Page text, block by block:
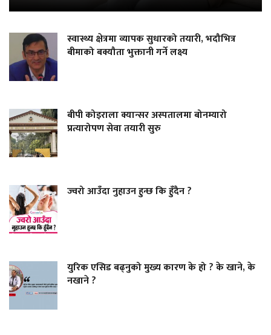
स्वास्थ्य क्षेत्रमा व्यापक सुधारको तयारी, भदौभित्र
बीमाको बक्यौता भुक्तानी गर्ने लक्ष्य
बीपी कोइराला क्यान्सर अस्पतालमा बोनम्यारो
प्रत्यारोपण सेवा तयारी सुरु
ज्वरो आउँदा नुहाउन हुन्छ कि हुँदैन ?
युरिक एसिड बढ्नुको मुख्य कारण के हो ? के खाने, के
नखाने ?